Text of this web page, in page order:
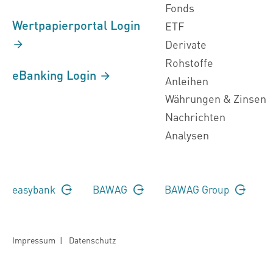
Wertpapierportal Login
eBanking Login
Fonds
ETF
Derivate
Rohstoffe
Anleihen
Währungen & Zinsen
Nachrichten
Analysen
easybank BAWAG BAWAG Group
Impressum | Datenschutz